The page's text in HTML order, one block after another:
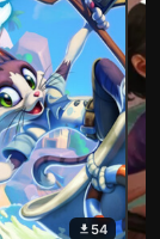
54